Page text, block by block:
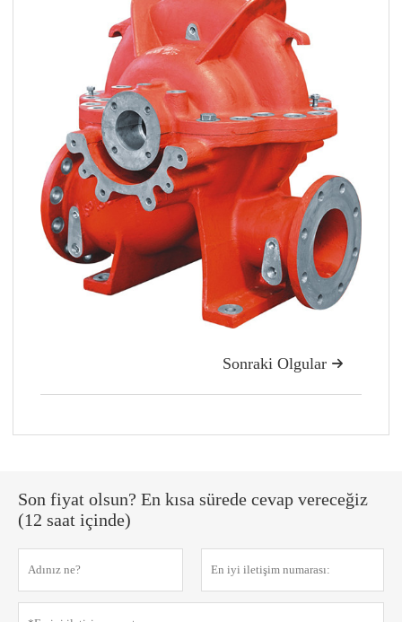

Sonraki Olgular
Son fiyat olsun? En kısa sürede cevap vereceğiz
(12 saat içinde)